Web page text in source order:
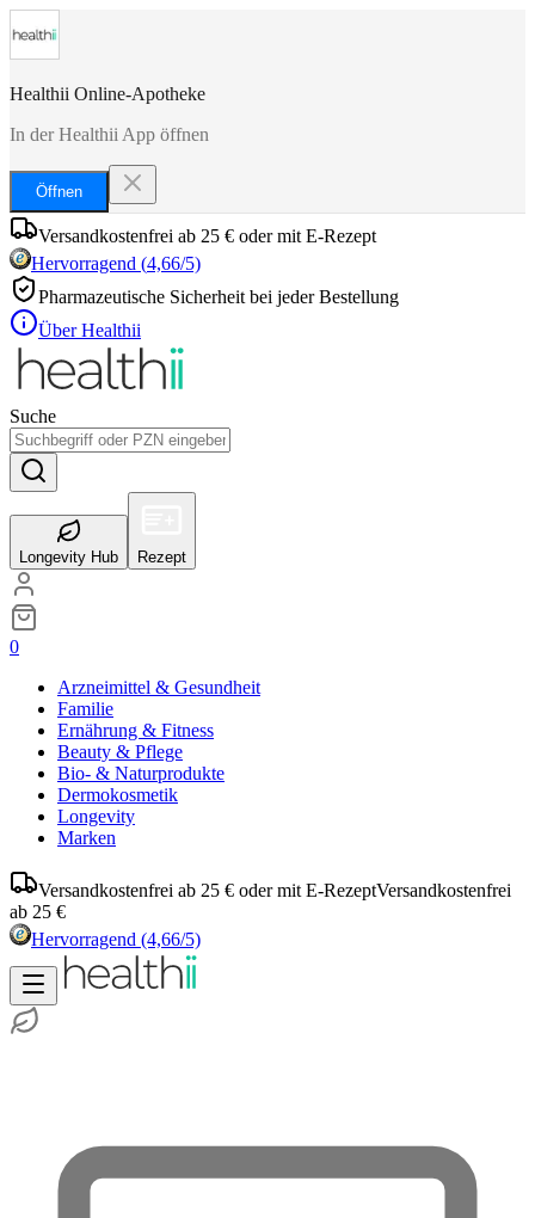
Healthii Online-Apotheke
In der Healthii App öffnen
Öffnen
Versandkostenfrei ab 25 € oder mit E-Rezept
Hervorragend (4,66/5)
Pharmazeutische Sicherheit bei jeder Bestellung
Über Healthii
Suche
Longevity Hub Rezept
0
Arzneimittel & Gesundheit
Familie
Ernährung & Fitness
Beauty & Pflege
Bio- & Naturprodukte
Dermokosmetik
Longevity
Marken
Versandkostenfrei ab 25 € oder mit E-RezeptVersandkostenfrei
ab 25 €
Hervorragend (4,66/5)